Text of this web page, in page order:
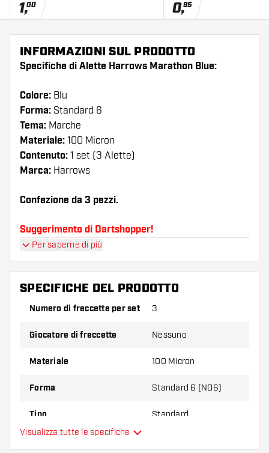
1,00 0,95
INFORMAZIONI SUL PRODOTTO
Specifiche di Alette Harrows Marathon Blue:
Colore: Blu
Forma: Standard 6
Tema: Marche
Materiale: 100 Micron
Contenuto: 1 set (3 Alette)
Marca: Harrows
Confezione da 3 pezzi.
Suggerimento di Dartshopper!
numero di alette e di astine. Questi possono
danneggiarsi o rompersi con l'uso.
spessore diverso di alette per scoprire quale
Per saperne di più
SPECIFICHE DEL PRODOTTO
Numero di freccette per set 3
Giocatore di freccette Nessuno
Materiale 100 Micron
Forma Standard 6 (NO6)
Tipo Standard
Visualizza tutte le specifiche